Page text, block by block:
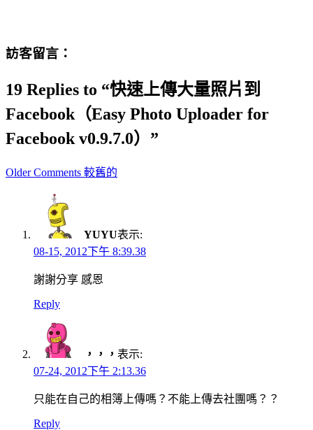
訪客留言：
19 Replies to “快速上傳大量照片到
Facebook（Easy Photo Uploader for
Facebook v0.9.7.0）”
Comment
navigation
Older Comments 較舊的
YUYU表示:
08-15, 2012下午 8:39.38
謝謝分享 感恩
Reply
，，， 表示:
07-24, 2012下午 2:13.36
只能在自己的相簿上傳嗎？不能上傳去社團嗎？？
Reply